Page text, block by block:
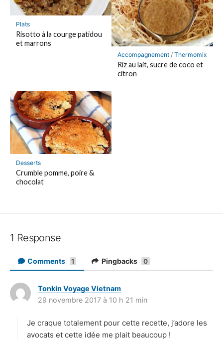
Plats
Risotto à la courge patidou
et marrons
Accompagnement/ Thermomix
Riz au lait, sucre de coco et
citron
Desserts
Crumble pomme, poire &
chocolat
1 Response
Comments 1 Pingbacks 0
Tonkin Voyage Vietnam
i
:
29 novembre 2017 à 10 h 21 min
Je craque totalement pour cette recette, j’adore les
avocats et cette idée me plait beaucoup !